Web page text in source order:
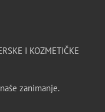
I KOZMETIČKE
zanimanje.